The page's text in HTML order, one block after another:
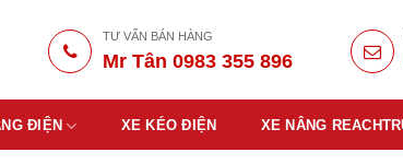
TƯ VẤN BÁN HÀNG
Mr Tân 0983 355 896
ĐIỆN XE KÉO ĐIỆN XE NÂNG